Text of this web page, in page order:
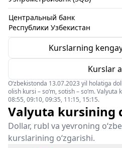
Центральный банк
Республики Узбекистан
Kurslarning
Kurslar
O‘zbekistonda 13.07.2023 yil holatiga
olish kursi – so‘m, sotish – so‘m.
08:55, 09:10, 09:35, 11:15, 15:15.
Valyuta kursining
Dollar, rubl va yevroning
kurslarining o‘zgarishi.